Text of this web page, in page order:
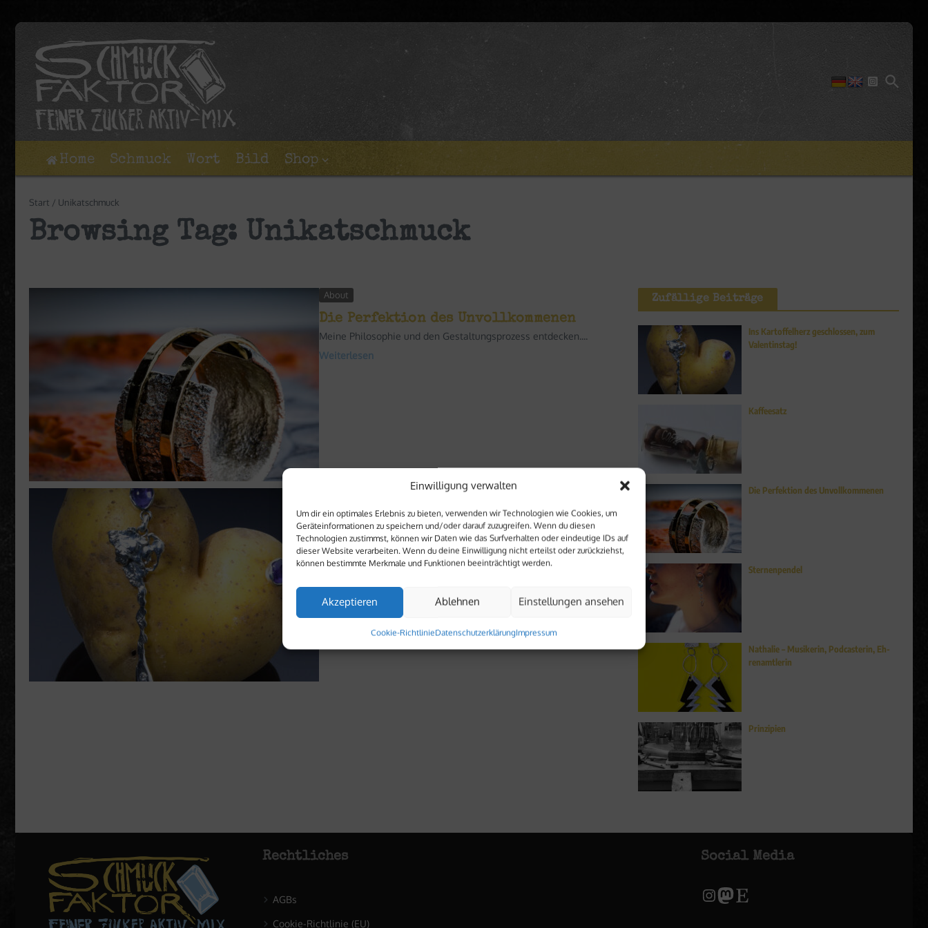
Einwilligung verwalten
Um dir ein optimales Erlebnis zu bieten, verwenden wir Technologien wie Cookies, um
Geräteinformationen zu speichern und/oder darauf zuzugreifen. Wenn du diesen
Technologien zustimmst, können wir Daten wie das Surfverhalten oder eindeutige IDs auf
dieser Website verarbeiten. Wenn du deine Einwilligung nicht erteilst oder zurückziehst,
können bestimmte Merkmale und Funktionen beeinträchtigt werden.
Akzeptieren Ablehnen Einstellungen ansehen
Cookie-RichtlinieDatenschutzerklärungImpressum
Zum Inhalt springen
Home Schmuck Wort Bild Shop
Start / Unikatschmuck
Browsing Tag: Unikatschmuck
About
Die Perfektion des Unvollkommenen
Meine Philosophie und den Gestaltungsprozess entdecken....
Weiterlesen
Ins Kartoffelherz geschlossen, zum
Valentinstag!
Valentinstag mit Schmuckfaktor: Liebesgedicht übers Kartoffelgericht....
Zufällige Beiträge
Ins Kartoffelherz geschlossen, zum
Valentinstag!
Kaffeesatz
Die Perfektion des Unvollkommenen
Sternenpendel
Nathalie – Musikerin, Podcasterin, Eh­
ren­amt­le­rin
Prinzipien
Rechtliches
AGBs
Cookie-Richtlinie (EU)
Social Media
Instagram
Mastodon
Etsy